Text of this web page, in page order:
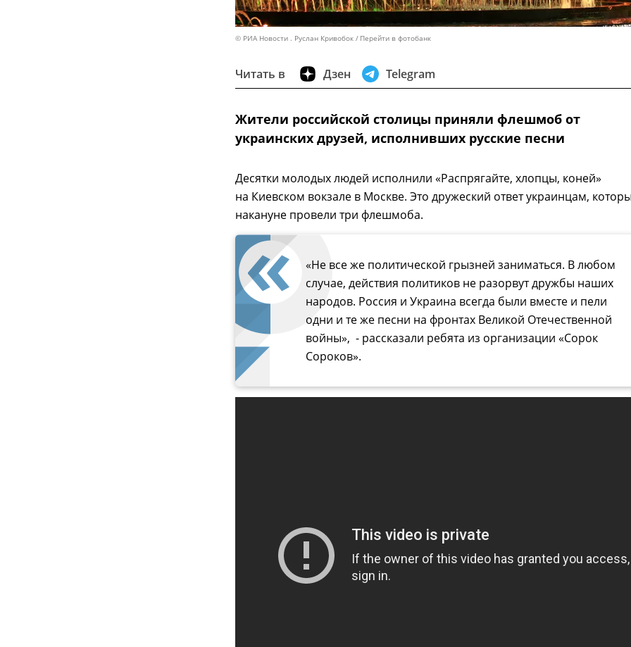
© РИА Новости . Руслан Кривобок Перейти в фотобанк
Читать в Дзен Telegram
Жители российской столицы приняли флешмоб от
украинских друзей, исполнивших русские песни
Десятки молодых людей исполнили «Распрягайте, хлопцы, коней»
на Киевском вокзале в Москве. Это дружеский ответ украинцам,
накануне провели три флешмоба.
«Не все же политической грызней заниматься. В любом
случае, действия политиков не разорвут дружбы наших
народов. Россия и Украина всегда были вместе и пели
одни и те же песни на фронтах Великой Отечественной
войны», - рассказали ребята из организации «Сорок
Сороков».